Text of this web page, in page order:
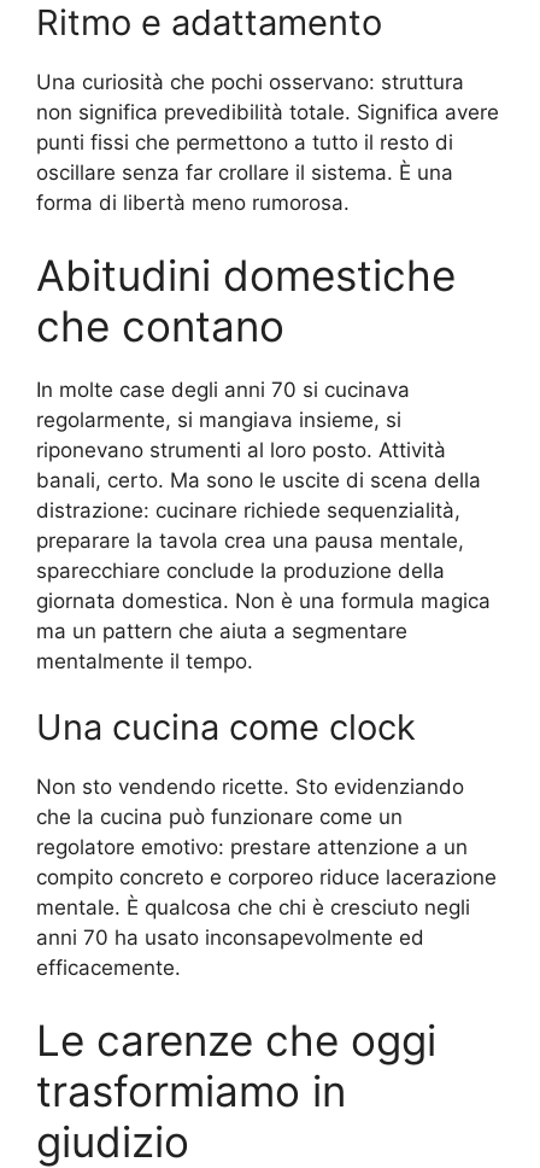
Ritmo e adattamento
Una curiosità che pochi osservano: struttura
non significa prevedibilità totale. Significa avere
punti fissi che permettono a tutto il resto di
oscillare senza far crollare il sistema. È una
forma di libertà meno rumorosa.
Abitudini domestiche
che contano
In molte case degli anni 70 si cucinava
regolarmente, si mangiava insieme, si
riponevano strumenti al loro posto. Attività
banali, certo. Ma sono le uscite di scena della
distrazione: cucinare richiede sequenzialità,
preparare la tavola crea una pausa mentale,
sparecchiare conclude la produzione della
giornata domestica. Non è una formula magica
ma un pattern che aiuta a segmentare
mentalmente il tempo.
Una cucina come clock
Non sto vendendo ricette. Sto evidenziando
che la cucina può funzionare come un
regolatore emotivo: prestare attenzione a un
compito concreto e corporeo riduce lacerazione
mentale. È qualcosa che chi è cresciuto negli
anni 70 ha usato inconsapevolmente ed
efficacemente.
Le carenze che oggi
trasformiamo in
giudizio